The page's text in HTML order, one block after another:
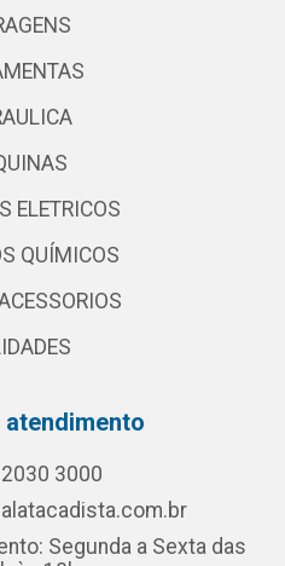
ELETRICOS
QUÍMICOS
3000
Segunda a Sexta das